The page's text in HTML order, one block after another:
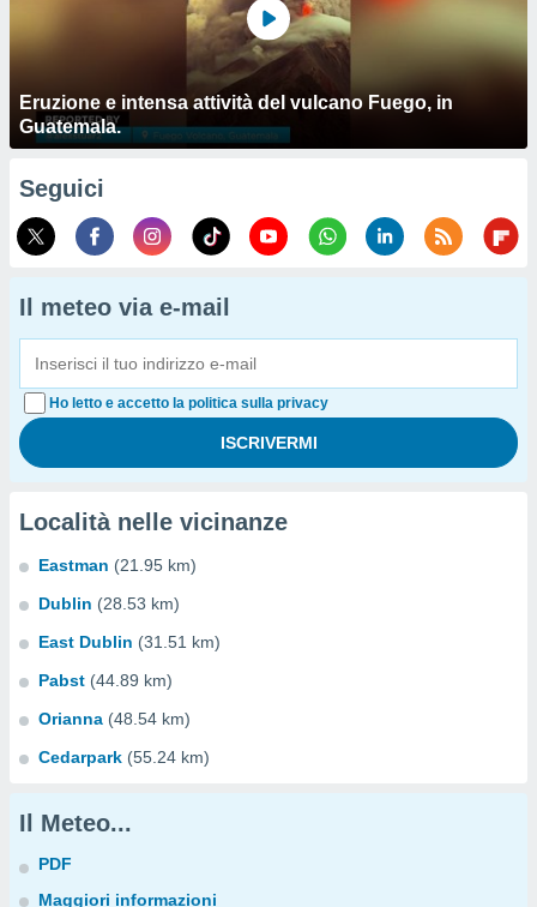
Eruzione e intensa attività del vulcano Fuego, in
Guatemala.
Seguici
Il meteo via e-mail
Ho letto e accetto la politica sulla privacy
Località nelle vicinanze
Eastman (21.95 km)
Dublin (28.53 km)
East Dublin (31.51 km)
Pabst (44.89 km)
Orianna (48.54 km)
Cedarpark (55.24 km)
Il Meteo...
PDF
Maggiori informazioni